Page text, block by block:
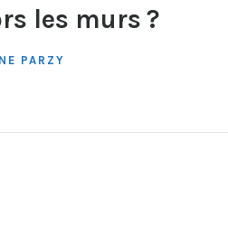
les murs ?
PARZY